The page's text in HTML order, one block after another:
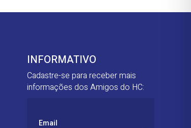
INFORMATIVO
Cadastre-se para receber mais
informações dos Amigos do HC:
Email